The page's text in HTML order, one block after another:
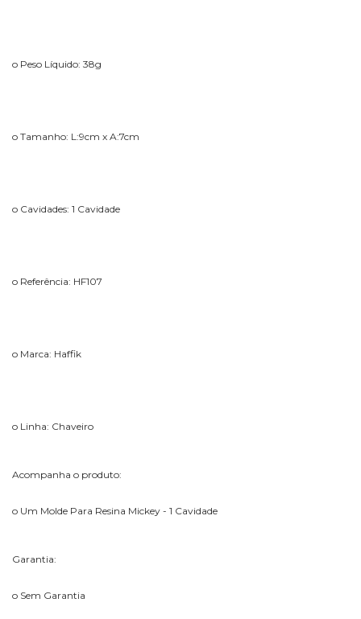
o Peso Líquido: 38g
o Tamanho: L:9cm x A:7cm
o Cavidades: 1 Cavidade
o Referência: HF107
o Marca: Haffik
o Linha: Chaveiro
Acompanha o produto:
o Um Molde Para Resina Mickey - 1 Cavidade
Garantia:
o Sem Garantia